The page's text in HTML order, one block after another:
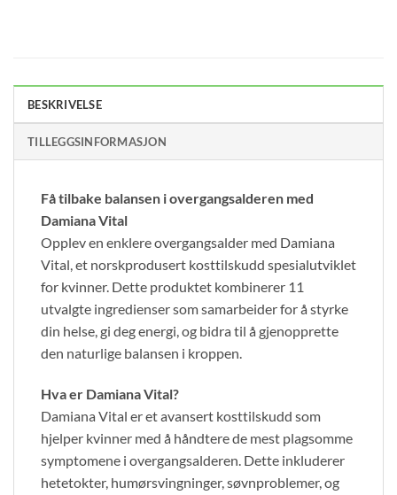
BESKRIVELSE
TILLEGGSINFORMASJON
Få tilbake balansen i overgangsalderen med
Damiana Vital
Opplev en enklere overgangsalder med Damiana
Vital, et norskprodusert kosttilskudd spesialutviklet
for kvinner. Dette produktet kombinerer 11
utvalgte ingredienser som samarbeider for å styrke
din helse, gi deg energi, og bidra til å gjenopprette
den naturlige balansen i kroppen.
Hva er Damiana Vital?
Damiana Vital er et avansert kosttilskudd som
hjelper kvinner med å håndtere de mest plagsomme
symptomene i overgangsalderen. Dette inkluderer
hetetokter, humørsvingninger, søvnproblemer, og